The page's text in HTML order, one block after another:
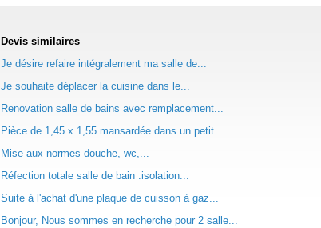
Devis similaires
Je désire refaire intégralement ma salle de...
Je souhaite déplacer la cuisine dans le...
Renovation salle de bains avec remplacement...
Pièce de 1,45 x 1,55 mansardée dans un petit...
Mise aux normes douche, wc,...
Réfection totale salle de bain :isolation...
Suite à l'achat d'une plaque de cuisson à gaz...
Bonjour, Nous sommes en recherche pour 2 salle...